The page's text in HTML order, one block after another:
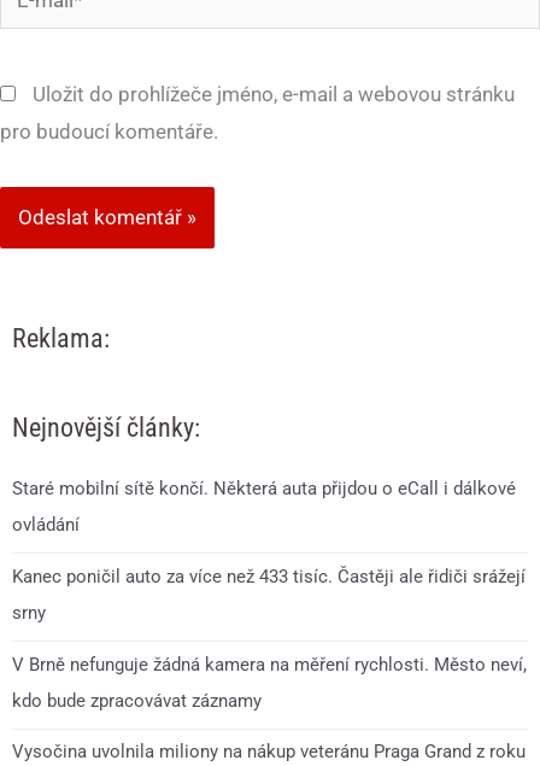
mail*
Uložit do prohlížeče jméno, e-mail a webovou stránku
pro budoucí komentáře.
Reklama:
Nejnovější články:
Staré mobilní sítě končí. Některá auta přijdou o eCall i dálkové
ovládání
Kanec poničil auto za více než 433 tisíc. Častěji ale řidiči srážejí
srny
V Brně nefunguje žádná kamera na měření rychlosti. Město neví,
kdo bude zpracovávat záznamy
Vysočina uvolnila miliony na nákup veteránu Praga Grand z roku